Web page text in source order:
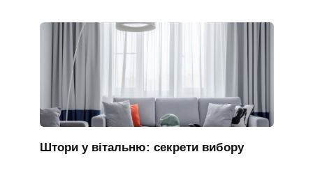
Штори у вітальню: секрети вибору